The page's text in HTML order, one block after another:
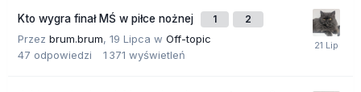
Kto wygra finał MŚ w piłce nożnej 1 2
Przez brum.brum, 19 Lipca w Off-topic
47 odpowiedzi 1 371 wyświetleń